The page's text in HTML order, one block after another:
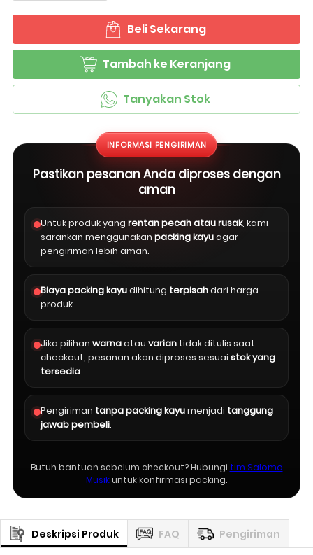
` Beli Sekarang
` Tambah ke Keranjang
` Tanyakan Stok
INFORMASI PENGIRIMAN
Pastikan pesanan Anda diproses dengan
aman
Untuk produk yang rentan pecah atau rusak, kami
sarankan menggunakan packing kayuagar
pengiriman lebih aman.
Biaya packing kayudihitung terpisahdari harga
produk.
Jika pilihan warnaatau varian tidak ditulis saat
checkout, pesanan akan diproses sesuai stok yang
tersedia.
Pengiriman tanpa packing kayumenjadi tanggung
jawab pembeli.
Butuh bantuan sebelum checkout? Hubungi tim Salomo
Musikuntuk konfirmasi packing.
Deskripsi Produk FAQ Pengiriman